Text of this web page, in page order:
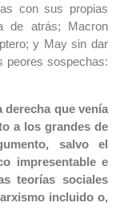
con sus propias
de atrás; Macron
y May sin dar
peores sospechas:
derecha que venía
a los grandes de
salvo el
impresentable e
teorías sociales
incluido o,